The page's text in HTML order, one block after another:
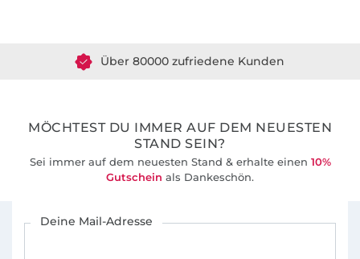
MÖCHTEST DU IMMER AUF DEM NEUESTEN
STAND SEIN?
Sei immer auf dem neuesten Stand & erhalte einen 10%
Gutschein als Dankeschön.
Deine Mail-Adresse